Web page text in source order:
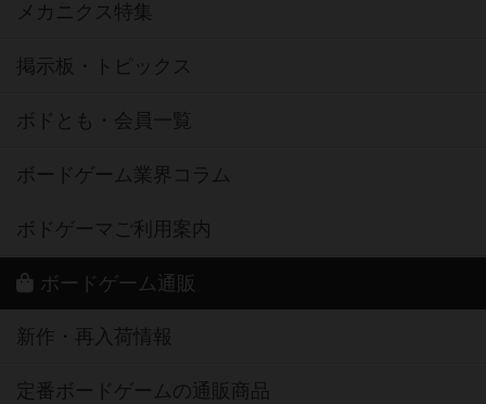
メカニクス特集
掲示板・トピックス
ボドとも・会員一覧
ボードゲーム業界コラム
ボドゲーマご利用案内
ボードゲーム通販
新作・再入荷情報
定番ボードゲームの通販商品